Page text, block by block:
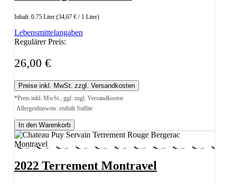
Inhalt: 0.75 Liter (34,67 € / 1 Liter)
Lebensmittelangaben
Regulärer Preis:
26,00 €
Preise inkl. MwSt. zzgl. Versandkosten
*Preis inkl. MwSt., ggf. zzgl. Versandkosten
Allergenhinweis: enthält Sulfite
In den Warenkorb
2022 Terrement Montravel